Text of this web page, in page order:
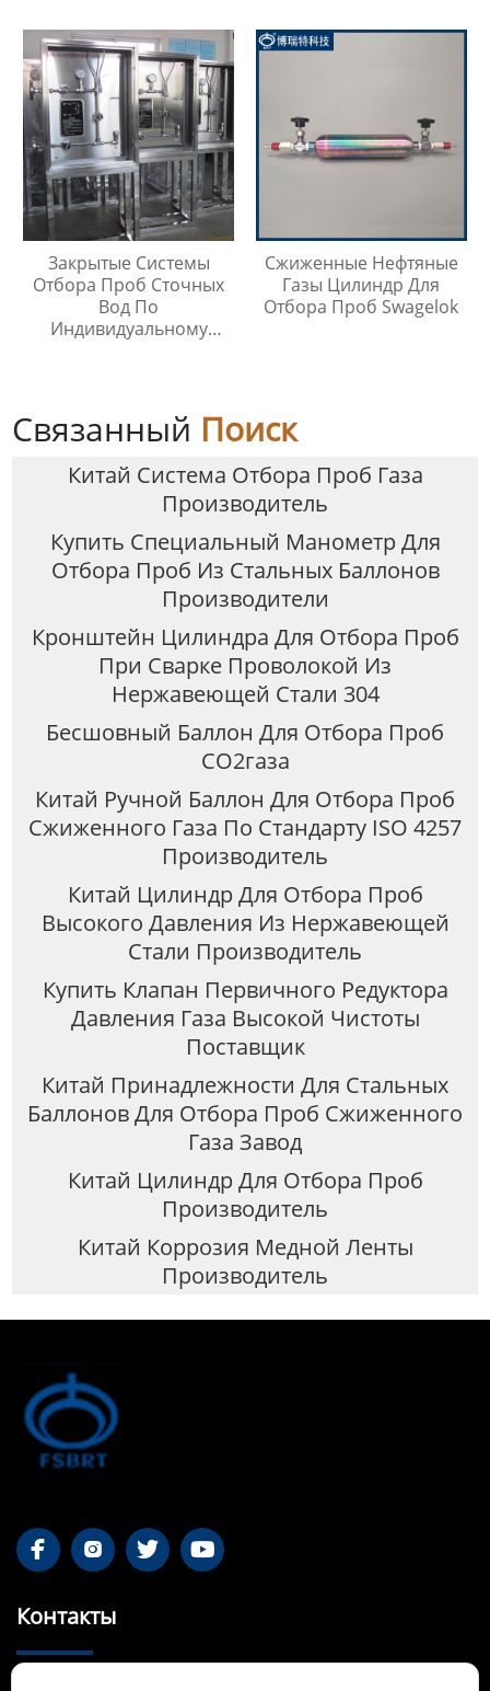
Закрытые Системы
Отбора Проб Сточных
Вод По
Индивидуальному
Сжиженные Нефтяные
Газы Цилиндр Для
Отбора Проб Swagelok
Связанный Поиск
Китай Система Отбора Проб Газа
Производитель
Купить Специальный Манометр Для
Отбора Проб Из Стальных Баллонов
Производители
Кронштейн Цилиндра Для Отбора Проб
При Сварке Проволокой Из
Нержавеющей Стали 304
Бесшовный Баллон Для Отбора Проб
CO2газа
Китай Ручной Баллон Для Отбора Проб
Сжиженного Газа По Стандарту ISO 4257
Производитель
Китай Цилиндр Для Отбора Проб
Высокого Давления Из Нержавеющей
Стали Производитель
Купить Клапан Первичного Редуктора
Давления Газа Высокой Чистоты
Поставщик
Китай Принадлежности Для Стальных
Баллонов Для Отбора Проб Сжиженного
Газа Завод
Китай Цилиндр Для Отбора Проб
Производитель
Китай Коррозия Медной Ленты
Производитель
   
Контакты